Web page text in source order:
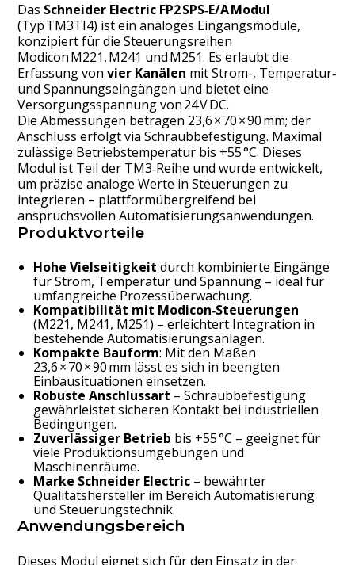
Das Schneider Electric FP2 SPS‑E/A Modul
(Typ TM3TI4) ist ein analoges Eingangsmodule,
konzipiert für die Steuerungsreihen
Modicon M221, M241 und M251. Es erlaubt die
Erfassung vonvier Kanälen mit Strom-, Temperatur‑
und Spannungseingängen und bietet eine
Versorgungsspannung von 24 V DC.
Die Abmessungen betragen 23,6 × 70 × 90 mm; der
Anschluss erfolgt via Schraubbefestigung. Maximal
zulässige Betriebstemperatur bis +55 °C. Dieses
Modul ist Teil der TM3‑Reihe und wurde entwickelt,
um präzise analoge Werte in Steuerungen zu
integrieren – plattformübergreifend bei
anspruchsvollen Automatisierungsanwendungen.
Produktvorteile
Hohe Vielseitigkeit durch kombinierte Eingänge
für Strom, Temperatur und Spannung – ideal für
umfangreiche Prozessüberwachung.
Kompatibilität mit Modicon‑Steuerungen
(M221, M241, M251) – erleichtert Integration in
bestehende Automatisierungsanlagen.
Kompakte Bauform: Mit den Maßen
23,6 × 70 × 90 mm lässt es sich in beengten
Einbausituationen einsetzen.
Robuste Anschlussart – Schraubbefestigung
gewährleistet sicheren Kontakt bei industriellen
Bedingungen.
Zuverlässiger Betrieb bis +55 °C – geeignet für
viele Produktionsumgebungen und
Maschinenräume.
Marke Schneider Electric– bewährter
Qualitätshersteller im Bereich Automatisierung
und Steuerungstechnik.
Anwendungsbereich
Dieses Modul eignet sich für den Einsatz in der